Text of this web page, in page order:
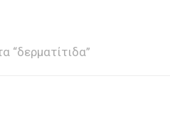
“δερματίτιδα”